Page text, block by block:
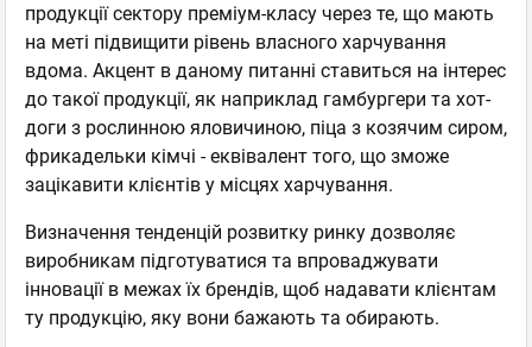
продукції сектору преміум-класу через те, що мають
на меті підвищити рівень власного харчування
вдома. Акцент в даному питанні ставиться на інтерес
до такої продукції, як наприклад гамбургери та хот-
доги з рослинною яловичиною, піца з козячим сиром,
фрикадельки кімчі - еквівалент того, що зможе
зацікавити клієнтів у місцях харчування.
Визначення тенденцій розвитку ринку дозволяє
виробникам підготуватися та впроваджувати
інновації в межах їх брендів, щоб надавати клієнтам
ту продукцію, яку вони бажають та обирають.